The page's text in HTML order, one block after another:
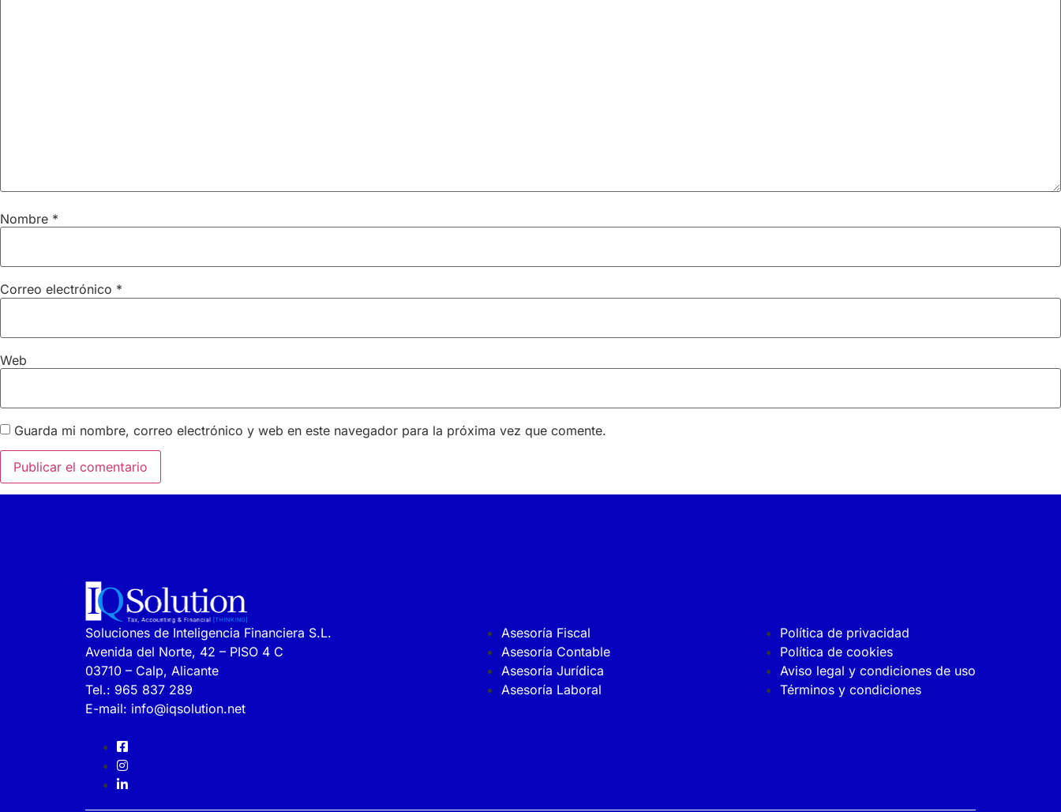
Nombre *
Correo electrónico *
Web
Guarda mi nombre, correo electrónico y web en este navegador para la próxima vez que comente.
Soluciones de Inteligencia Financiera S.L.
Avenida del Norte, 42 – PISO 4 C
03710 – Calp, Alicante
Tel.: 965 837 289
E-mail: info@iqsolution.net
Asesoría Fiscal
Asesoría Contable
Asesoría Jurídica
Asesoría Laboral
Política de privacidad
Política de cookies
Aviso legal y condiciones de uso
Términos y condiciones